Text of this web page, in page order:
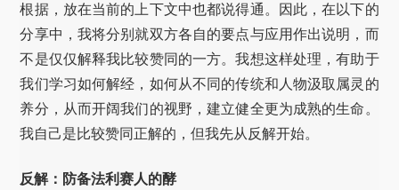
根据，放在当前的上下文中也都说得通。因此，在以下的
分享中，我将分别就双方各自的要点与应用作出说明，而
不是仅仅解释我比较赞同的一方。我想这样处理，有助于
我们学习如何解经，如何从不同的传统和人物汲取属灵的
养分，从而开阔我们的视野，建立健全更为成熟的生命。
我自己是比较赞同正解的，但我先从反解开始。
反解：防备法利赛人的酵